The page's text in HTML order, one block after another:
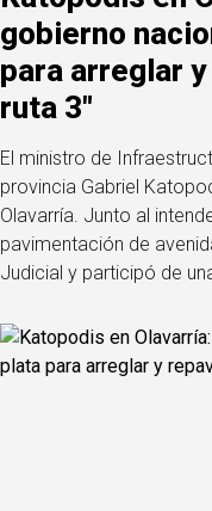
gobierno
para arreglar
ruta 3"
El ministro de
provincia Gabriel
Olavarría. Junto al
pavimentación de
Judicial y participó de